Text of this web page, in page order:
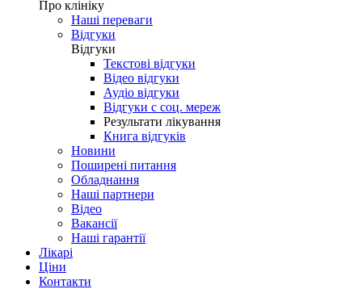
Про клініку
Наші переваги
Відгуки
Відгуки
Текстові відгуки
Відео відгуки
Аудіо відгуки
Відгуки с соц. мереж
Результати лікування
Книга відгуків
Новини
Поширені питання
Обладнання
Наші партнери
Відео
Вакансії
Наші гарантії
Лікарі
Ціни
Контакти